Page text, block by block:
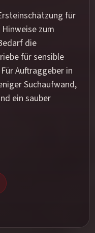
für
zum
die
für sensible
Auftraggeber in
Suchaufwand,
ein sauber